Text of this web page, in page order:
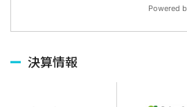
決算情報